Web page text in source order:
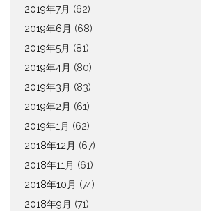
2019年7月 (62)
2019年6月 (68)
2019年5月 (81)
2019年4月 (80)
2019年3月 (83)
2019年2月 (61)
2019年1月 (62)
2018年12月 (67)
2018年11月 (61)
2018年10月 (74)
2018年9月 (71)